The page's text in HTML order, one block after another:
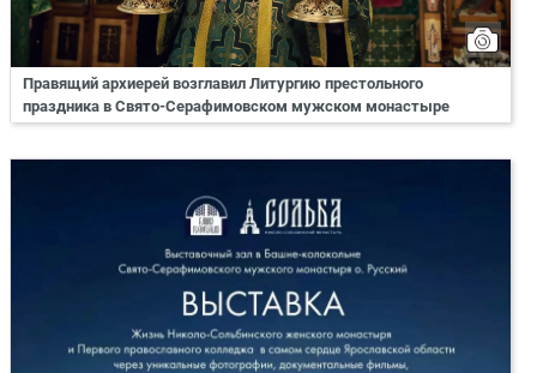
Правящий архиерей возглавил Литургию престольного
праздника в Свято-Серафимовском мужском монастыре